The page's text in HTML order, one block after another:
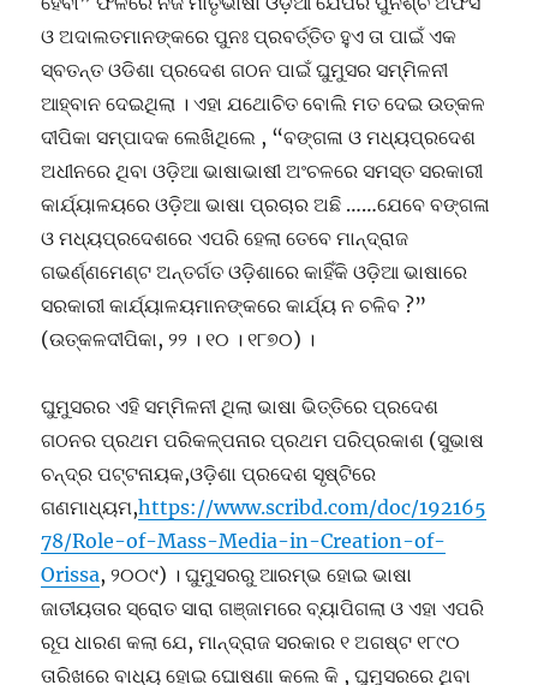
ଓ ଅଦାଲତମାନଙ୍କରେ ପୁନଃ ପ୍ରବର୍ତ୍ତିତ ହୁଏ ତା ପାଇଁ ଏକ
ସ୍ବତନ୍ତ ଓଡିଶା ପ୍ରଦେଶ ଗଠନ ପାଇଁ ଘୁମୁସର ସମ୍ମିଳନୀ
ଆହ୍ବାନ ଦେଇଥିଲା । ଏହା ଯଥୋଚିତ ବୋଲି ମତ ଦେଇ ଉତ୍କଳ
ଦୀପିକା ସମ୍ପାଦକ ଲେଖିଥିଲେ , “ବଙ୍ଗଳା ଓ ମଧ୍ୟପ୍ରଦେଶ
ଅଧୀନରେ ଥିବା ଓଡ଼ିଆ ଭାଷାଭାଷୀ ଅଂଚଳରେ ସମସ୍ତ ସରକାରୀ
କାର୍ଯ୍ୟାଳୟରେ ଓଡ଼ିଆ ଭାଷା ପ୍ରଚାର ଅଛି ……ଯେବେ ବଙ୍ଗଳା
ଓ ମଧ୍ୟପ୍ରଦେଶରେ ଏପରି ହେଲା ତେବେ ମାନ୍ଦ୍ରାଜ
ଗଭର୍ଣ୍ଣମେଣ୍ଟ ଅନ୍ତର୍ଗତ ଓଡ଼ିଶାରେ କାହିଁକି ଓଡ଼ିଆ ଭାଷାରେ
ସରକାରୀ କାର୍ଯ୍ୟାଳୟମାନଙ୍କରେ କାର୍ଯ୍ୟ ନ ଚଳିବ ?”
(ଉତ୍କଳଦୀପିକା, ୨୨ । ୧୦ । ୧୮୭୦) ।
ଘୁମୁସରର ଏହି ସମ୍ମିଳନୀ ଥିଲା ଭାଷା ଭିତ୍ତିରେ ପ୍ରଦେଶ
ଗଠନର ପ୍ରଥମ ପରିକଳ୍ପନାର ପ୍ରଥମ ପରିପ୍ରକାଶ (ସୁଭାଷ
ଚନ୍ଦ୍ର ପଟ୍ଟନାୟକ,ଓଡ଼ିଶା ପ୍ରଦେଶ ସୃଷ୍ଟିରେ
ଗଣମାଧ୍ୟମ,https://www.scribd.com/doc/192165
78/Role-of-Mass-Media-in-Creation-of-
Orissa, ୨୦୦୯) । ଘୁମୁସରରୁ ଆରମ୍ଭ ହୋଇ ଭାଷା
ଜାତୀୟତାର ସ୍ରୋତ ସାରା ଗଞ୍ଜାମରେ ବ୍ୟାପିଗଲା ଓ ଏହା ଏପରି
ରୂପ ଧାରଣ କଲା ଯେ, ମାନ୍ଦ୍ରାଜ ସରକାର ୧ ଅଗଷ୍ଟ ୧୮୯୦
ତାରିଖରେ ବାଧ୍ୟ ହୋଇ ଘୋଷଣା କଲେ କି , ଘୁମୁସରରେ ଥିବା